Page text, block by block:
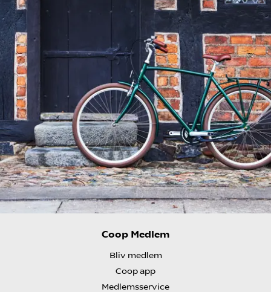
Coop Medlem
Bliv medlem
Coop app
Medlemsservice